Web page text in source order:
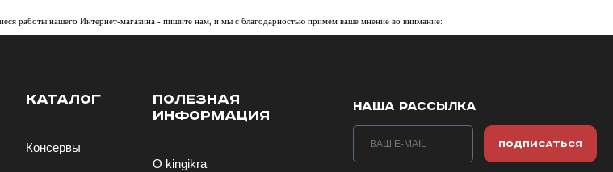
работы нашего Интернет-магазина - пишите нам, и мы с благодарностью примем ваше мнение во внимание:
КАТАЛОГ
Консервы
ПОЛЕЗНАЯ
ИНФОРМАЦИЯ
О kingikra
НАША РАССЫЛКА
ПОДПИСАТЬСЯ